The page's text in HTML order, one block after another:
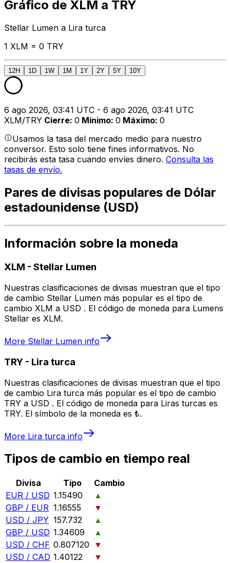
Gráfico de XLM a TRY
Stellar Lumen a Lira turca
1 XLM = 0 TRY
12H 1D 1W 1M 1Y 2Y 5Y 10Y
6 ago 2026, 03:41 UTC - 6 ago 2026, 03:41 UTC
XLM/TRY Cierre: 0 Mínimo: 0 Máximo: 0
Usamos la tasa del mercado medio para nuestro
conversor. Esto solo tiene fines informativos. No
recibirás esta tasa cuando envíes dinero. Consulta las
tasas de envío.
Pares de divisas populares de Dólar
estadounidense (USD)
Información sobre la moneda
XLM - Stellar Lumen
Nuestras clasificaciones de divisas muestran que el tipo
de cambio Stellar Lumen más popular es el tipo de
cambio XLM a USD . El código de moneda para Lumens
Stellar es XLM.
More Stellar Lumen info
TRY - Lira turca
Nuestras clasificaciones de divisas muestran que el tipo
de cambio Lira turca más popular es el tipo de cambio
TRY a USD . El código de moneda para Liras turcas es
TRY. El símbolo de la moneda es ₺.
More Lira turca info
Tipos de cambio en tiempo real
Divisa Tipo
Cambio
EUR / USD 1.15490
▲
GBP / EUR 1.16555
▼
USD / JPY 157.732
▲
GBP / USD 1.34609
▲
USD / CHF 0.807120
▼
USD / CAD 1.40122
▼